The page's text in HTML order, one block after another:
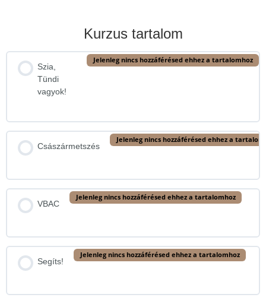
Kurzus tartalom
Szia,
Tündi
vagyok!
Jelenleg nincs hozzáférésed ehhez a tartalomhoz
Császármetszés
Jelenleg nincs hozzáférésed ehhez a
VBAC
Jelenleg nincs hozzáférésed ehhez a tartalomhoz
Segíts!
Jelenleg nincs hozzáférésed ehhez a tartalomhoz